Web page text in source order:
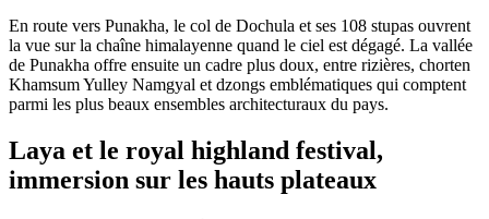
En route vers Punakha, le col de Dochula et ses 108 stupas ouvrent
la vue sur la chaîne himalayenne quand le ciel est dégagé. La vallée
de Punakha offre ensuite un cadre plus doux, entre rizières, chorten
Khamsum Yulley Namgyal et dzongs emblématiques qui comptent
parmi les plus beaux ensembles architecturaux du pays.
Laya et le royal highland festival,
immersion sur les hauts plateaux